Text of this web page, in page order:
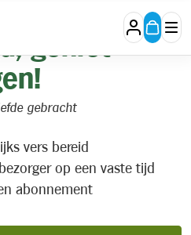
en
geniet
gebracht
vers bereid
op een vaste tijd
abonnement